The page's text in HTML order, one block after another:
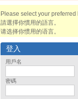
Please select your
請選擇你慣用的語言。
请选择你惯用的语言。
登入
用戶名
密碼